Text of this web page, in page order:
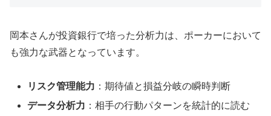
岡本さんが投資銀行で培った分析力は、ポーカーにおいて
も強力な武器となっています。
リスク管理能力 ：期待値と損益分岐の瞬時判断
データ分析力 ：相手の行動パターンを統計的に読む